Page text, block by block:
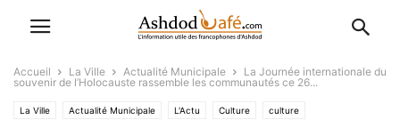
Accueil La Ville Actualité Municipale
La Journée internationale du
souvenir de l’Holocauste rassemble les communautés ce 26...
La Ville Actualité Municipale L'Actu Culture culture